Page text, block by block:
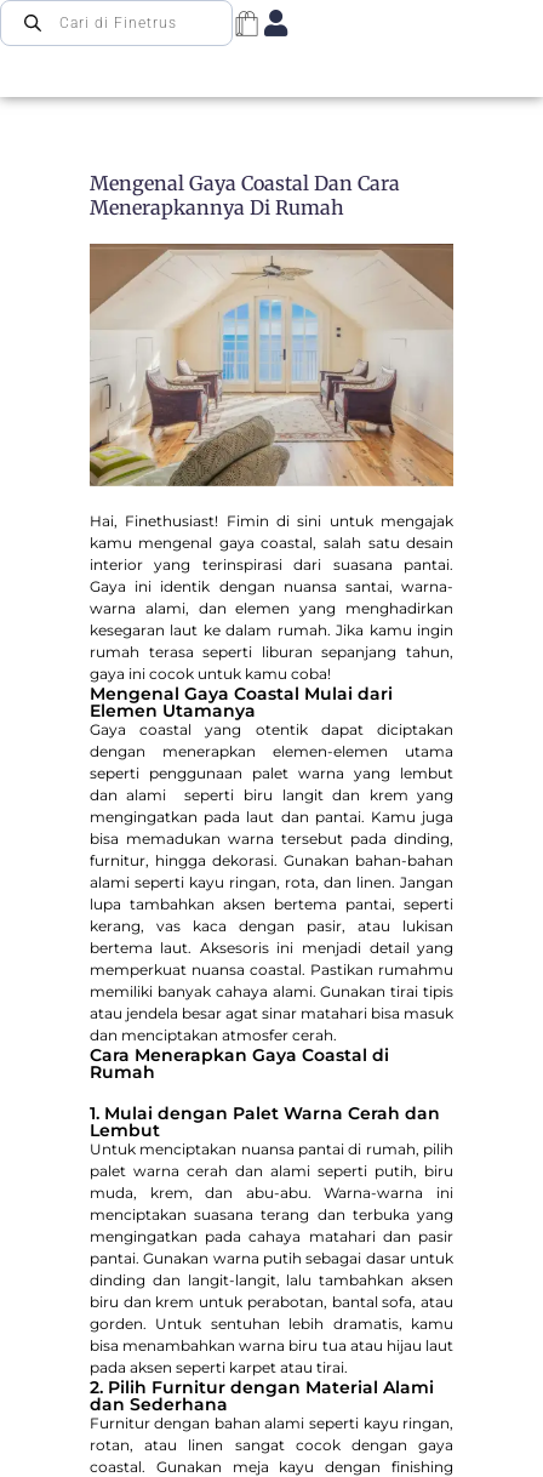
Mengenal Gaya Coastal Dan Cara
Menerapkannya Di Rumah
Hai, Finethusiast! Fimin di sini untuk mengajak
kamu mengenal gaya coastal, salah satu desain
interior yang terinspirasi dari suasana pantai.
Gaya ini identik dengan nuansa santai, warna-
warna alami, dan elemen yang menghadirkan
kesegaran laut ke dalam rumah. Jika kamu ingin
rumah terasa seperti liburan sepanjang tahun,
gaya ini cocok untuk kamu coba!
Mengenal Gaya Coastal Mulai dari
Elemen Utamanya
Gaya coastal yang otentik dapat diciptakan
dengan menerapkan elemen-elemen utama
seperti penggunaan palet warna yang lembut
dan alami seperti biru langit dan krem yang
mengingatkan pada laut dan pantai. Kamu juga
bisa memadukan warna tersebut pada dinding,
furnitur, hingga dekorasi. Gunakan bahan-bahan
alami seperti kayu ringan, rota, dan linen. Jangan
lupa tambahkan aksen bertema pantai, seperti
kerang, vas kaca dengan pasir, atau lukisan
bertema laut. Aksesoris ini menjadi detail yang
memperkuat nuansa coastal. Pastikan rumahmu
memiliki banyak cahaya alami. Gunakan tirai tipis
atau jendela besar agat sinar matahari bisa masuk
dan menciptakan atmosfer cerah.
Cara Menerapkan Gaya Coastal di
Rumah
1. Mulai dengan Palet Warna Cerah dan
Lembut
Untuk menciptakan nuansa pantai di rumah, pilih
palet warna cerah dan alami seperti putih, biru
muda, krem, dan abu-abu. Warna-warna ini
menciptakan suasana terang dan terbuka yang
mengingatkan pada cahaya matahari dan pasir
pantai. Gunakan warna putih sebagai dasar untuk
dinding dan langit-langit, lalu tambahkan aksen
biru dan krem untuk perabotan, bantal sofa, atau
gorden. Untuk sentuhan lebih dramatis, kamu
bisa menambahkan warna biru tua atau hijau laut
pada aksen seperti karpet atau tirai.
2. Pilih Furnitur dengan Material Alami
dan Sederhana
Furnitur dengan bahan alami seperti kayu ringan,
rotan, atau linen sangat cocok dengan gaya
coastal. Gunakan meja kayu dengan finishing